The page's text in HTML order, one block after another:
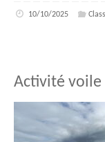
10/10/2025
Activité voile